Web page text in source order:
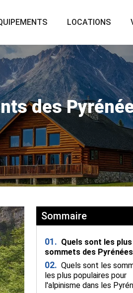
LOCATIONS
des
Sommaire
01. Quels sont les
sommets des
02. Quels sont les
les plus populaires pour
l'alpinisme dans les